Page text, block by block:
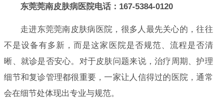
东莞莞南皮肤病医院电话：167-5384-0120
走进东莞莞南皮肤病医院，很多人最先关心的，往往
不是设备有多新，而是这家医院是否规范、流程是否清
晰、就诊是否安心。对于皮肤问题来说，治疗周期、护理
细节和复诊管理都很重要，一家让人信得过的医院，通常
会在细节处体现出专业与规范。